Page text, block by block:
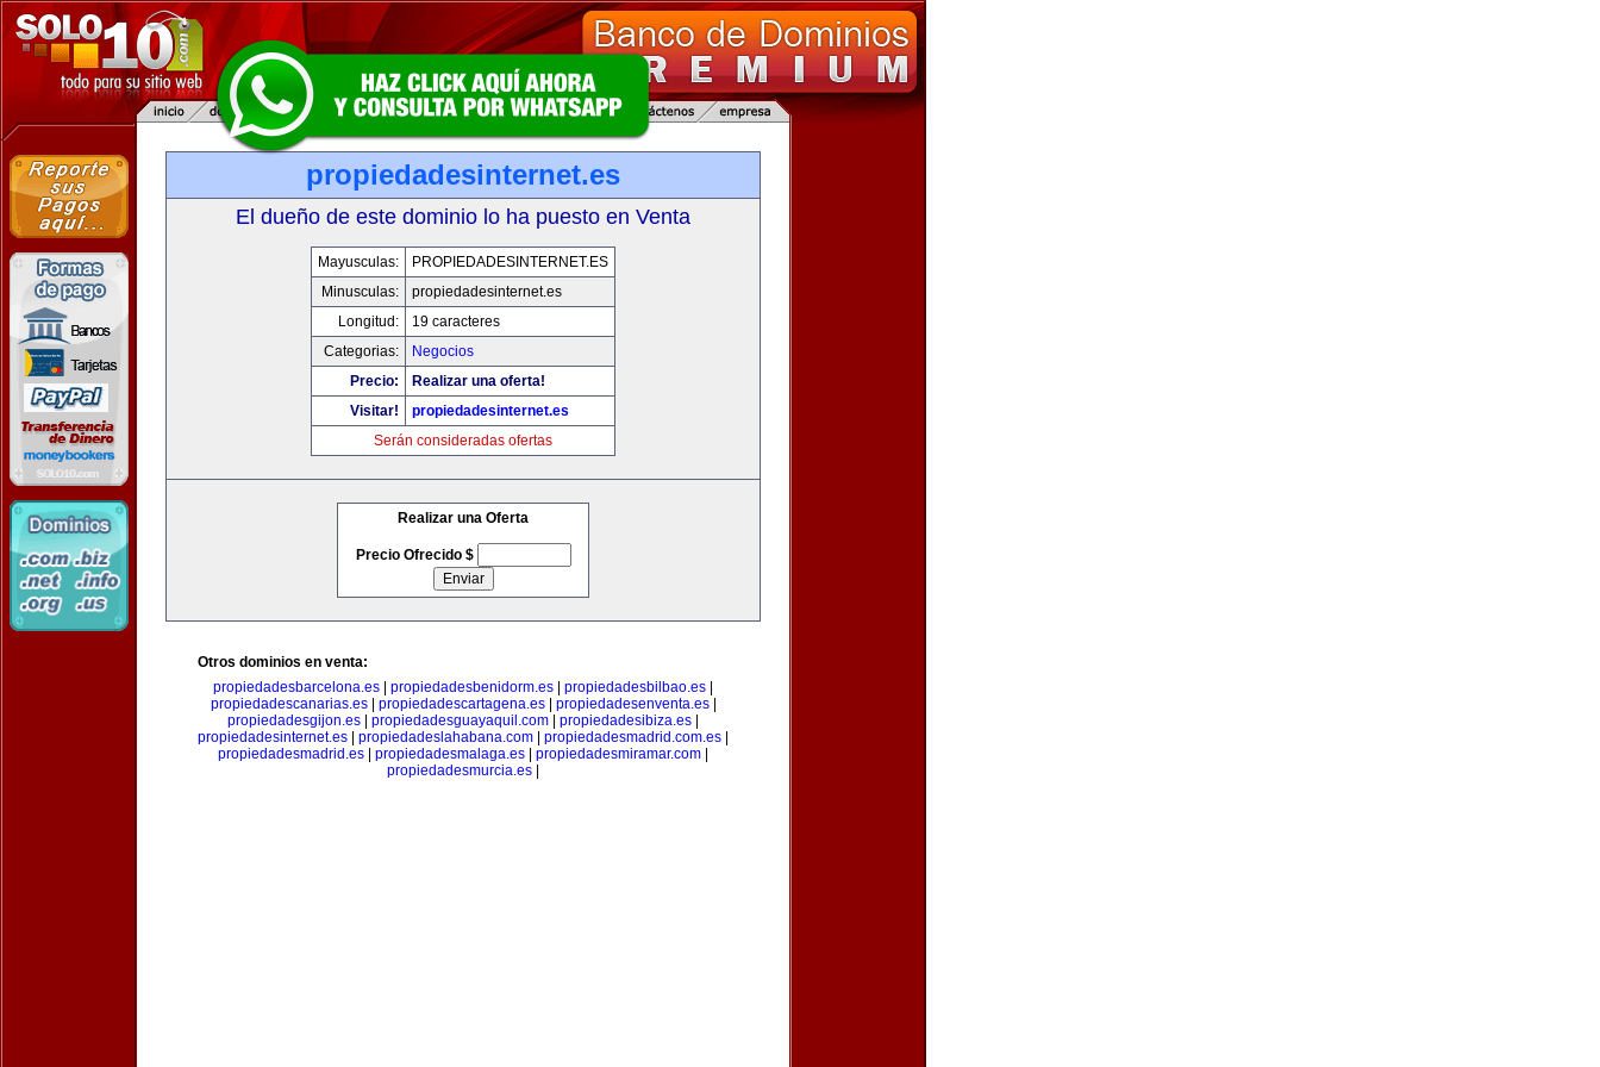
propiedadesinternet.es
El dueño de este dominio lo ha puesto en Venta
Mayusculas:
PROPIEDADESINTERNET.ES
Minusculas:
propiedadesinternet.es
Longitud:
19 caracteres
Categorias:
Negocios
Precio:
Realizar una oferta!
Visitar!
propiedadesinternet.es
Serán consideradas ofertas
Realizar una Oferta
Precio Ofrecido $
Otros dominios en venta:
propiedadesbarcelona.es
propiedadesbenidorm.es propiedadesbilbao.es
propiedadescanarias.es| propiedadescartagena.es| propiedadesenventa.es|
propiedadesgijon.es
propiedadesguayaquil.com propiedadesibiza.es
propiedadesinternet.es
propiedadeslahabana.com propiedadesmadrid.com.es
propiedadesmadrid.es
propiedadesmalaga.es propiedadesmiramar.com
propiedadesmurcia.es